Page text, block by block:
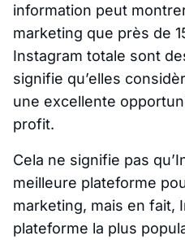
information peut
marketing que près de
Instagram totale sont
signifie qu’elles
une excellente
profit.
Cela ne signifie pas
meilleure plateforme
marketing, mais en fait,
plateforme la plus